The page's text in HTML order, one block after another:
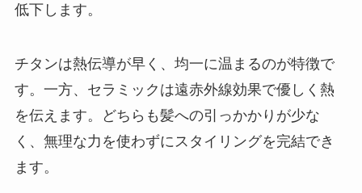
低下します。
チタンは熱伝導が早く、均一に温まるのが特徴で
す。一方、セラミックは遠赤外線効果で優しく熱
を伝えます。どちらも髪への引っかかりが少な
く、無理な力を使わずにスタイリングを完結でき
ます。